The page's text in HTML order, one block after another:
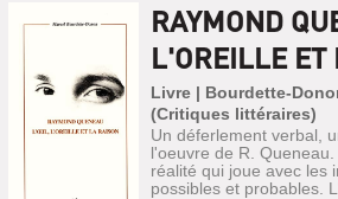
RAYMOND
L'OREILLE ET
Livre | Bourdette-
(Critiques littéraires)
Un déferlement verbal,
l'oeuvre de R.
réalité qui joue avec les
possibles et probables.